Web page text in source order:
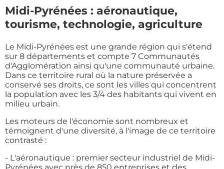
Midi-Pyrénées : aéronautique,
tourisme, technologie, agriculture
Le Midi-Pyrénées est une grande région qui s'étend
sur 8 départements et compte 7 Communautés
d'Agglomération ainsi qu'une communauté urbaine.
Dans ce territoire rural où la nature préservée a
conservé ses droits, ce sont les villes qui concentrent
la population avec les 3/4 des habitants qui vivent en
milieu urbain.
Les moteurs de l'économie sont nombreux et
témoignent d'une diversité, à l'image de ce territoire
contrasté :
- L'aéronautique : premier secteur industriel de Midi-